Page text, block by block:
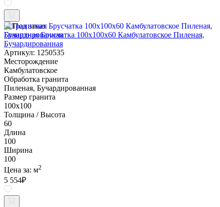
Под заказ
Гранитная Брусчатка 100х100x60 Камбулатовское Пиленая,
Бучардированная
Артикул: 1250535
Месторождение
Камбулатовское
Обработка гранита
Пиленая, Бучардированная
Размер гранита
100х100
Толщина / Высота
60
Длина
100
Ширина
100
Цена за: м2
5 554₽